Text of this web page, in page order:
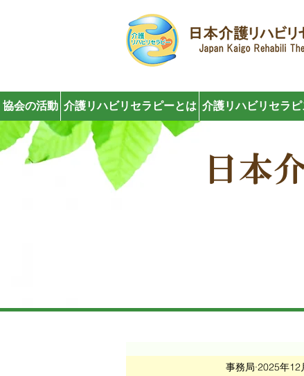
協会の活動 介護リハビリセラピーとは 介護リハビリセラ
事務局 2025年12